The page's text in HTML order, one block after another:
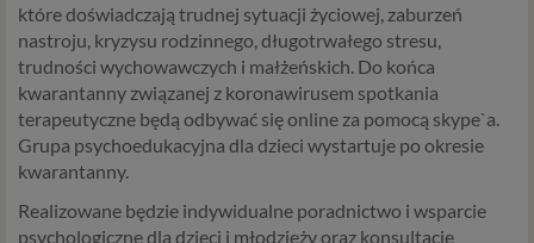
które doświadczają trudnej sytuacji życiowej, zaburzeń
nastroju, kryzysu rodzinnego, długotrwałego stresu,
trudności wychowawczych i małżeńskich. Do końca
kwarantanny związanej z koronawirusem spotkania
terapeutyczne będą odbywać się online za pomocą skype`a.
Grupa psychoedukacyjna dla dzieci wystartuje po okresie
kwarantanny.
Realizowane będzie indywidualne poradnictwo i wsparcie
psychologiczne dla dzieci i młodzieży oraz konsultacje